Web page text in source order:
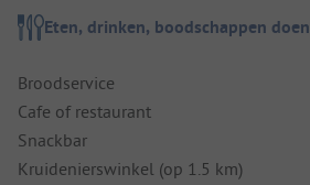
Eten, drinken, boodschappen doen
Broodservice
Cafe of restaurant
Snackbar
Kruidenierswinkel (op 1.5 km)